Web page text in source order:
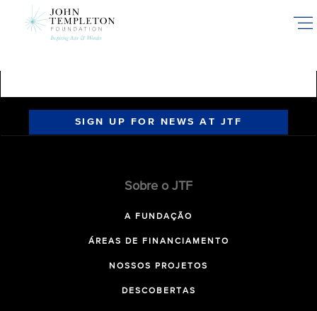
SIGN UP FOR NEWS AT JTF
Sobre o JTF
A FUNDAÇÃO
ÁREAS DE FINANCIAMENTO
NOSSOS PROJETOS
DESCOBERTAS